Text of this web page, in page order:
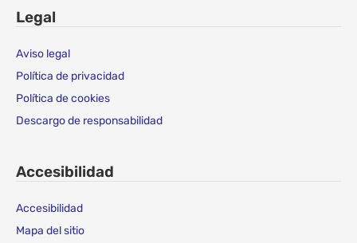
Legal
Aviso legal
Política de privacidad
Política de cookies
Descargo de responsabilidad
Accesibilidad
Accesibilidad
Mapa del sitio